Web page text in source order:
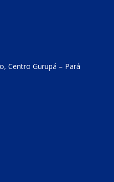
Centro Gurupá – Pará